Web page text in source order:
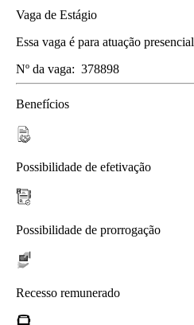
Vaga de Estágio
Essa vaga é para atuação presencial
Nº da vaga: 378898
Benefícios
Possibilidade de efetivação
Possibilidade de prorrogação
Recesso remunerado